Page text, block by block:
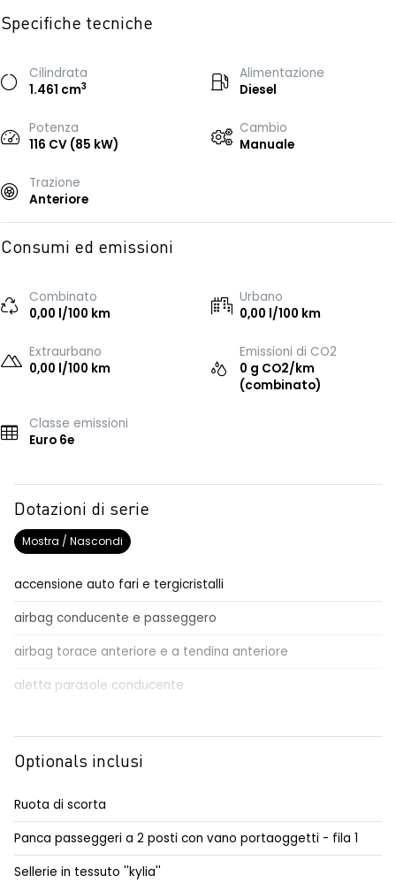
Specifiche tecniche
Cilindrata
1.461 cm3
Alimentazione
Diesel
Potenza
116 CV (85 kW)
Cambio
Manuale
Trazione
Anteriore
Consumi ed emissioni
Combinato
0,00 l/100 km
Urbano
0,00 l/100 km
Extraurbano
0,00 l/100 km
Emissioni di CO2
0 g CO2/km
(combinato)
Classe emissioni
Euro 6e
Dotazioni di serie
Mostra / Nascondi
accensione auto fari e tergicristalli
airbag conducente e passeggero
airbag torace anteriore e a tendina anteriore
aletta parasole conducente
alzacristalli anteriori elettrici / impulsionali lato conducente
avviso cinture di sicurezza allacciate
conducente/passeggero
commutatore airbag frontale passeggero
Optionals inclusi
Ruota di scorta
Panca passeggeri a 2 posti con vano portaoggetti - fila 1
Sellerie in tessuto ''kylia''